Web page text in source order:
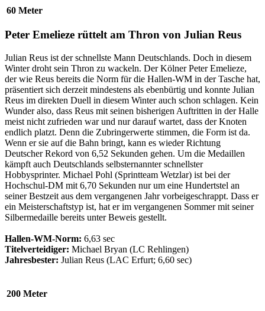
60 Meter
Peter Emelieze rüttelt am Thron von Julian Reus
Julian Reus ist der schnellste Mann Deutschlands. Doch in diesem
Winter droht sein Thron zu wackeln. Der Kölner Peter Emelieze,
der wie Reus bereits die Norm für die Hallen-WM in der Tasche hat,
präsentiert sich derzeit mindestens als ebenbürtig und konnte Julian
Reus im direkten Duell in diesem Winter auch schon schlagen. Kein
Wunder also, dass Reus mit seinen bisherigen Auftritten in der Halle
meist nicht zufrieden war und nur darauf wartet, dass der Knoten
endlich platzt. Denn die Zubringerwerte stimmen, die Form ist da.
Wenn er sie auf die Bahn bringt, kann es wieder Richtung
Deutscher Rekord von 6,52 Sekunden gehen. Um die Medaillen
kämpft auch Deutschlands selbsternannter schnellster
Hobbysprinter. Michael Pohl (Sprintteam Wetzlar) ist bei der
Hochschul-DM mit 6,70 Sekunden nur um eine Hundertstel an
seiner Bestzeit aus dem vergangenen Jahr vorbeigeschrappt. Dass er
ein Meisterschaftstyp ist, hat er im vergangenen Sommer mit seiner
Silbermedaille bereits unter Beweis gestellt.
Hallen-WM-Norm: 6,63 sec
Titelverteidiger: Michael Bryan (LC Rehlingen)
Jahresbester: Julian Reus (LAC Erfurt; 6,60 sec)
200 Meter